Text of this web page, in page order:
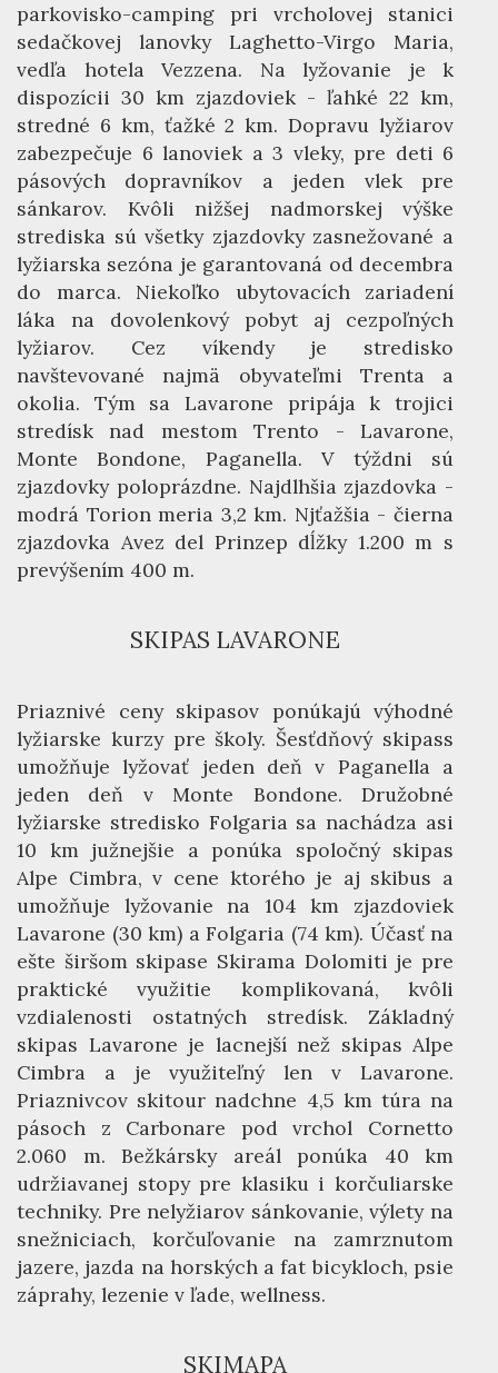
parkovisko-camping pri vrcholovej stanici
sedačkovej lanovky Laghetto-Virgo Maria,
vedľa hotela Vezzena. Na lyžovanie je k
dispozícii 30 km zjazdoviek - ľahké 22 km,
stredné 6 km, ťažké 2 km. Dopravu lyžiarov
zabezpečuje 6 lanoviek a 3 vleky, pre deti 6
pásových dopravníkov a jeden vlek pre
sánkarov. Kvôli nižšej nadmorskej výške
strediska sú všetky zjazdovky zasnežované a
lyžiarska sezóna je garantovaná od decembra
do marca. Niekoľko ubytovacích zariadení
láka na dovolenkový pobyt aj cezpoľných
lyžiarov. Cez víkendy je stredisko
navštevované najmä obyvateľmi Trenta a
okolia. Tým sa Lavarone pripája k trojici
stredísk nad mestom Trento - Lavarone,
Monte Bondone, Paganella. V týždni sú
zjazdovky poloprázdne. Najdlhšia zjazdovka -
modrá Torion meria 3,2 km. Njťažšia - čierna
zjazdovka Avez del Prinzep dĺžky 1.200 m s
prevýšením 400 m.
SKIPAS LAVARONE
Priaznivé ceny skipasov ponúkajú výhodné
lyžiarske kurzy pre školy. Šesťdňový skipass
umožňuje lyžovať jeden deň v Paganella a
jeden deň v Monte Bondone. Družobné
lyžiarske stredisko Folgaria sa nachádza asi
10 km južnejšie a ponúka spoločný skipas
Alpe Cimbra, v cene ktorého je aj skibus a
umožňuje lyžovanie na 104 km zjazdoviek
Lavarone (30 km) a Folgaria (74 km). Účasť na
ešte širšom skipase Skirama Dolomiti je pre
praktické využitie komplikovaná, kvôli
vzdialenosti ostatných stredísk. Základný
skipas Lavarone je lacnejší než skipas Alpe
Cimbra a je využiteľný len v Lavarone.
Priaznivcov skitour nadchne 4,5 km túra na
pásoch z Carbonare pod vrchol Cornetto
2.060 m. Bežkársky areál ponúka 40 km
udržiavanej stopy pre klasiku i korčuliarske
techniky. Pre nelyžiarov sánkovanie, výlety na
snežniciach, korčuľovanie na zamrznutom
jazere, jazda na horských a fat bicykloch, psie
záprahy, lezenie v ľade, wellness.
SKIMAPA